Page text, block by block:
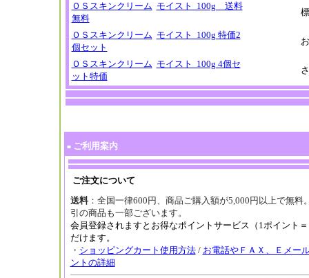
ＯＳスキンクリーム モイスト 100g 送料
無料
ＯＳスキンクリーム モイスト 100g 特価2
個セット
ＯＳスキンクリーム モイスト 100g 4個セ
ット特価
■ ご利用案内
ご注文について
送料：全国一律600円、商品ご購入額が5,000円以上で無
引の商品も一部ございます。
会員登録されますとお得なポイントサービス（1ポイント
だけます。
・ ショッピングカート使用方法/ お電話やＦＡＸ、Ｅメー
ントの詳細